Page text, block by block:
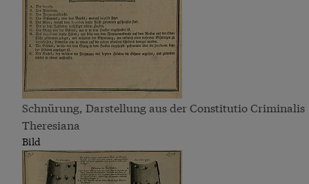
Schnürung, Darstellung aus der Constitutio Criminalis
Theresiana
Bild